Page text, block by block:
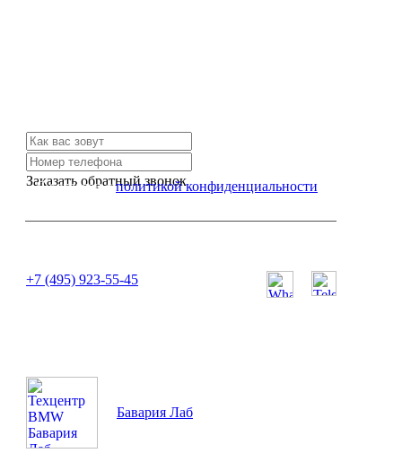
Заказать обратный звонок
Я согласен сполитикой конфиденциальности
+7 (495) 923-55-45
Бавария Лаб